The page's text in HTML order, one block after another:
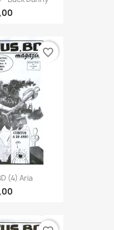
(4) Aria
favorite_border